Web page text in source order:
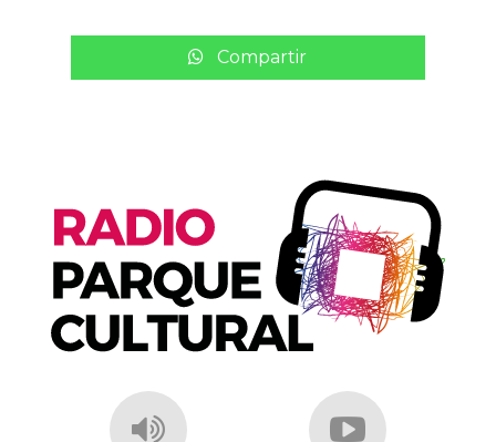
c
e
it
te
a
ts
p
Compartir